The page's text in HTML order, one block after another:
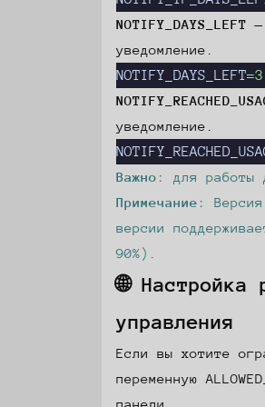
NOTIFY_DAYS_LEFT
уведомление.
NOTIFY_DAYS_LEFT=
уведомление.
Важно : для работы
Примечание :
версии
90%).
🌐 Настройка
управления
Если вы хотите
переменную
панели.